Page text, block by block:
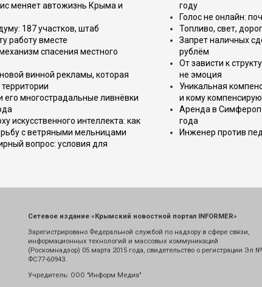
меняет автожизнь Крыма и
187 участков, штаб
работу вместе
спасения местного
винной рекламы, которая
его многострадальные ливнёвки
искусственного интеллекта: как
с ветряными мельницами
вопрос: условия для
году
Голос не онлайн:
Топливо, свет,
Запрет наличных
рублём
От зависти к
не эмоция
Уникальная
и кому
Аренда в
года
Инженер против
Сетевое издание «Крымский новостной портал INFORMER»
Зарегистрировано Федеральной службой по надзору в сфере связи,
информационных технологий и массовых коммуникаций
(Роскомнадзор) 05 марта 2015 года, свидетельство о регистрации Эл №
ФС77-60943.
Учредитель: ООО "Информ Медиа"